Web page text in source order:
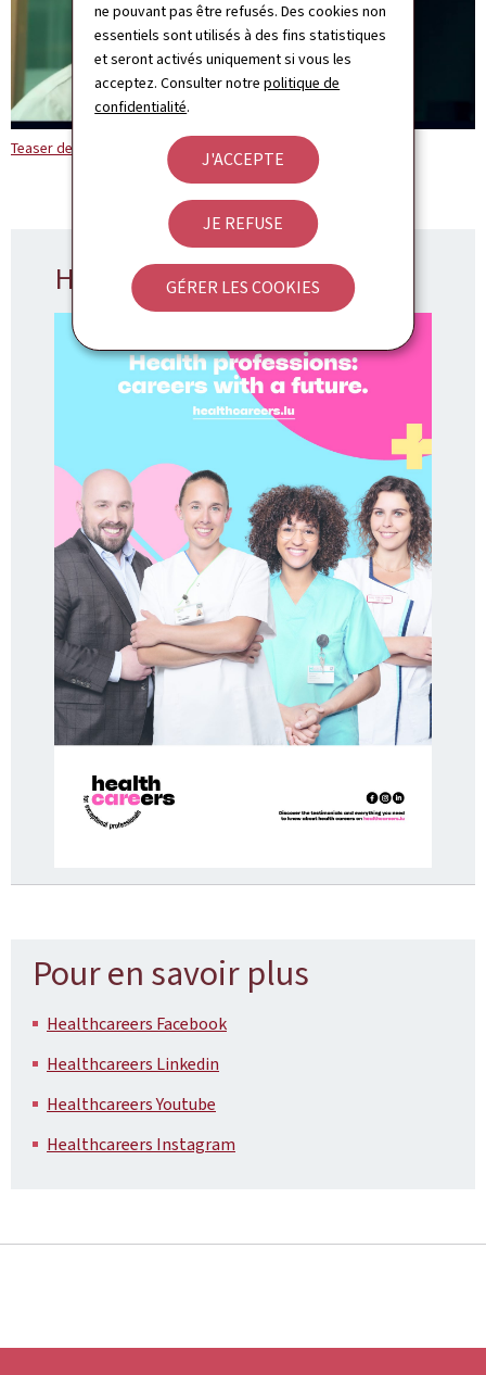
ne pouvant pas être refusés. Des cookies non
essentiels sont utilisés à des fins statistiques
et seront activés uniquement si vous les
acceptez. Consulter notrepolitique de
confidentialité.
J'ACCEPTE
JE REFUSE
GÉRER LES COOKIES
Teaser de la campagne (Vidéo YouTube)
Healthcareers
Pour en savoir plus
Healthcareers Facebook
Healthcareers Linkedin
Healthcareers Youtube
Healthcareers Instagram